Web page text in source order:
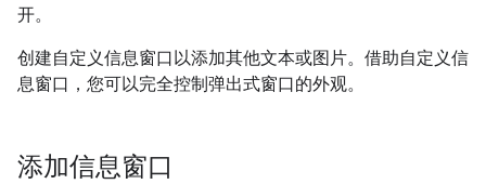
开。
创建自定义信息窗口以添加其他文本或图片。借助自定义信
息窗口，您可以完全控制弹出式窗口的外观。
添加信息窗口